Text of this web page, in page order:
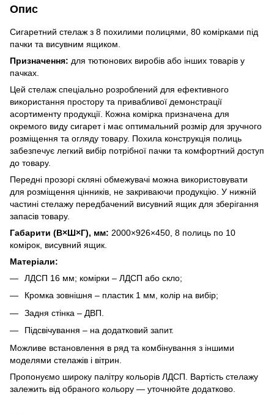
Опис
Сигаретний стелаж з 8 похилими полицями, 80 комірками під
пачки та висувним ящиком.
Призначення: для тютюнових виробів або інших товарів у
пачках.
Цей стелаж спеціально розроблений для ефективного
використання простору та привабливої демонстрації
асортименту продукції. Кожна комірка призначена для
окремого виду сигарет і має оптимальний розмір для зручного
розміщення та огляду товару. Похила конструкція полиць
забезпечує легкий вибір потрібної пачки та комфортний доступ
до товару.
Передні прозорі скляні обмежувачі можна використовувати
для розміщення цінників, не закриваючи продукцію. У нижній
частині стелажу передбачений висувний ящик для зберігання
запасів товару.
Габарити (В×Ш×Г), мм: 2000×926×450, 8 полиць по 10
комірок, висувний ящик.
Матеріали:
ЛДСП 16 мм; комірки – ЛДСП або скло;
Кромка зовнішня – пластик 1 мм, колір на вибір;
Задня стінка – ДВП.
Підсвічування – на додатковий запит.
Можливе встановлення в ряд та комбінування з іншими
моделями стелажів і вітрин.
Пропонуємо широку палітру кольорів ЛДСП. Вартість стелажу
залежить від обраного кольору — уточнюйте додатково.